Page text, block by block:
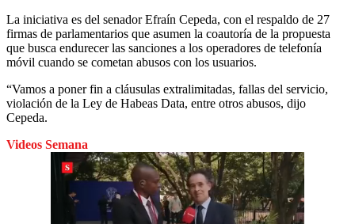
La iniciativa es del senador Efraín Cepeda, con el respaldo de 27
firmas de parlamentarios que asumen la coautoría de la propuesta
que busca endurecer las sanciones a los operadores de telefonía
móvil cuando se cometan abusos con los usuarios.
“Vamos a poner fin a cláusulas extralimitadas, fallas del servicio,
violación de la Ley de Habeas Data, entre otros abusos, dijo
Cepeda.
Videos Semana